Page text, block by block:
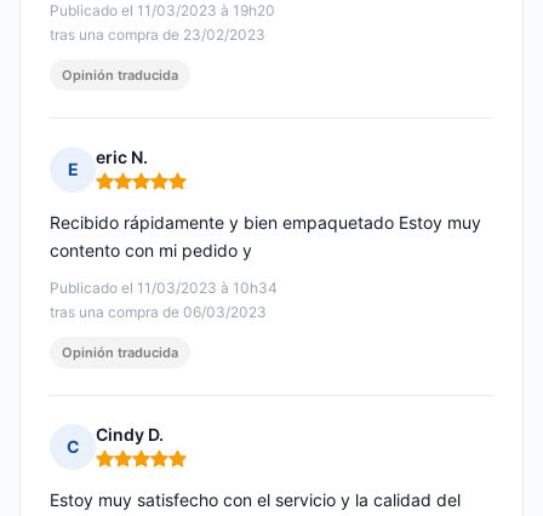
Publicado el 11/03/2023 à 19h20
tras una compra de 23/02/2023
Opinión traducida
E
eric N.
Nota: 5 de 5
Publicado el 11/03/2023 à 10h34
tras una compra de 06/03/2023
Recibido rápidamente y bien empaquetado Estoy muy
contento con mi pedido y
Opinión traducida
C
Cindy D.
Nota: 5 de 5
Estoy muy satisfecho con el servicio y la calidad del